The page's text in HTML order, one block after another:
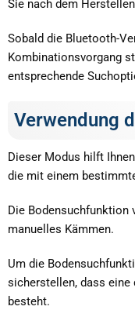
Sie nach dem
Sobald die Bluetooth-
Kombinationsvorgang
entsprechende
Verwendung
Dieser Modus hilft
die mit einem
Die Bodensuchfunktion
manuelles Kämmen.
Um die
sicherstellen, dass eine
besteht.